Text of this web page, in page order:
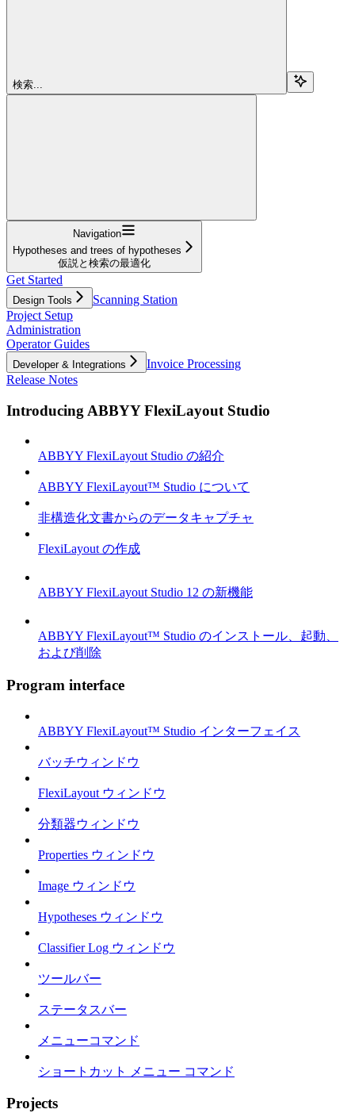
検索...
Navigation
Hypotheses and trees of hypotheses
仮説と検索の最適化
Get Started
Design Tools
Scanning Station
Project Setup
Administration
Operator Guides
Developer & Integrations
Invoice Processing
Release Notes
Introducing ABBYY FlexiLayout Studio
ABBYY FlexiLayout Studio の紹介
ABBYY FlexiLayout™ Studio について
非構造化文書からのデータキャプチャ
FlexiLayout の作成
ABBYY FlexiLayout Studio 12 の新機能
ABBYY FlexiLayout™ Studio のインストール、起動、
および削除
Program interface
ABBYY FlexiLayout™ Studio インターフェイス
バッチウィンドウ
FlexiLayout ウィンドウ
分類器ウィンドウ
Properties ウィンドウ
Image ウィンドウ
Hypotheses ウィンドウ
Classifier Log ウィンドウ
ツールバー
ステータスバー
メニューコマンド
ショートカット メニュー コマンド
Projects